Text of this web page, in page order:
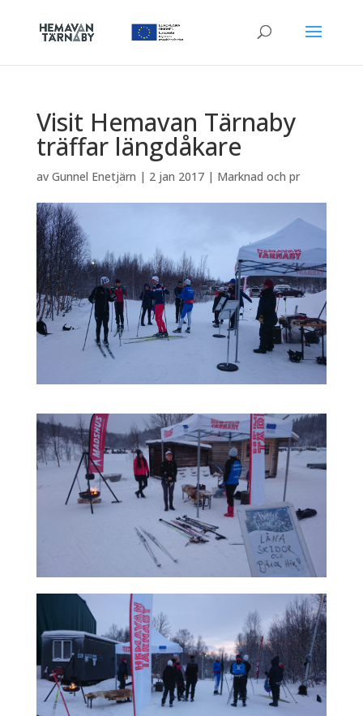
Visit Hemavan Tärnaby
träffar längdåkare
av Gunnel Enetjärn | 2 jan 2017| Marknad och pr